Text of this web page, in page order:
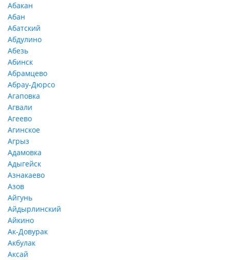
Абакан
Абан
Абатский
Абдулино
Абезь
Абинск
Абрамцево
Абрау-Дюрсо
Агаповка
Агвали
Агеево
Агинское
Агрыз
Адамовка
Адыгейск
Азнакаево
Азов
Айгунь
Айдырлинский
Айкино
Ак-Довурак
Акбулак
Аксай